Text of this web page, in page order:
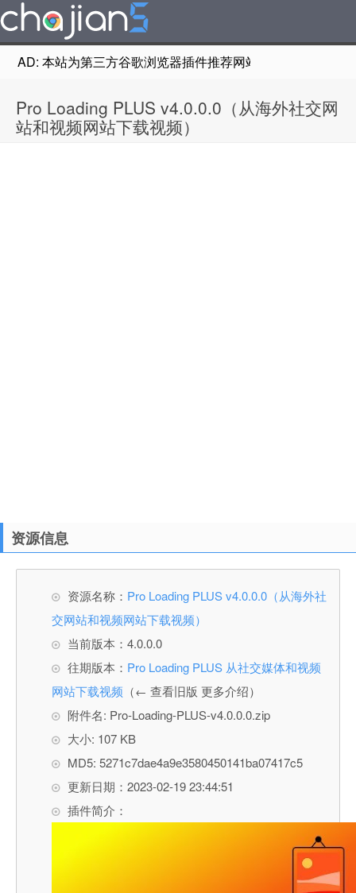
AD: 本站为第三方谷歌浏览器插件推荐网站，非Google
Pro Loading PLUS v4.0.0.0（从海外社交网
站和视频网站下载视频）
资源信息
资源名称： Pro Loading PLUS v4.0.0.0（从海外社
交网站和视频网站下载视频）
当前版本：4.0.0.0
往期版本： Pro Loading PLUS 从社交媒体和视频
网站下载视频 （← 查看旧版 更多介绍）
附件名: Pro-Loading-PLUS-v4.0.0.0.zip
大小: 107 KB
MD5: 5271c7dae4a9e3580450141ba07417c5
更新日期：2023-02-19 23:44:51
插件简介：